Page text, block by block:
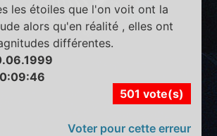
les étoiles que l'on voit ont la
alors qu'en réalité , elles ont
différentes.
501 vote(s)
Voter pour cette erreur